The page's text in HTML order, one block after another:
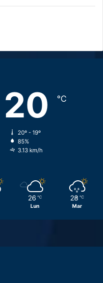
20 ℃
20º - 19º
85%
3.13 km/h
26 ℃
Lun
28 ℃
Mar